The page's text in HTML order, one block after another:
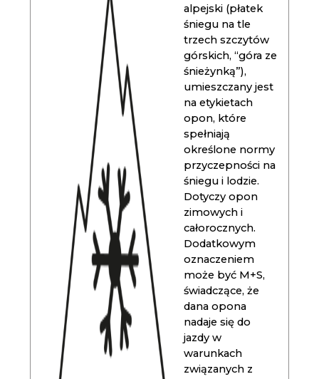
alpejski (płatek
śniegu na tle
trzech szczytów
górskich, “góra ze
śnieżynką”),
umieszczany jest
na etykietach
opon, które
spełniają
określone normy
przyczepności na
śniegu i lodzie.
Dotyczy opon
zimowych i
całorocznych.
Dodatkowym
oznaczeniem
może być M+S,
świadczące, że
dana opona
nadaje się do
jazdy w
warunkach
związanych z